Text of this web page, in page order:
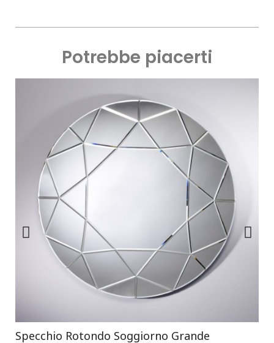
Potrebbe piacerti
Specchio Rotondo Soggiorno Grande